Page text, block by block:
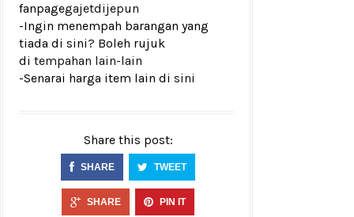
fanpagegajetdijepun
-Ingin menempah barangan yang
tiada di sini? Boleh rujuk
di tempahan lain-lain
-Senarai harga item lain di sini
Share this post:
SHARE TWEET
SHARE PIN IT